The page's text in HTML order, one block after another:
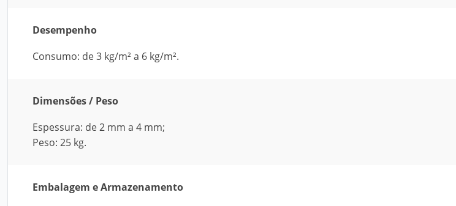
Desempenho
Consumo: de 3 kg/m² a 6 kg/m².
Dimensões / Peso
Espessura: de 2 mm a 4 mm;
Peso: 25 kg.
Embalagem e Armazenamento